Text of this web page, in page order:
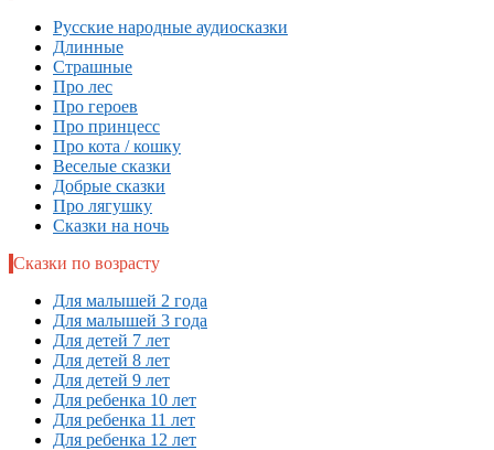
Русские народные аудиосказки
Длинные
Страшные
Про лес
Про героев
Про принцесс
Про кота / кошку
Веселые сказки
Добрые сказки
Про лягушку
Сказки на ночь
Сказки по возрасту
Для малышей 2 года
Для малышей 3 года
Для детей 7 лет
Для детей 8 лет
Для детей 9 лет
Для ребенка 10 лет
Для ребенка 11 лет
Для ребенка 12 лет